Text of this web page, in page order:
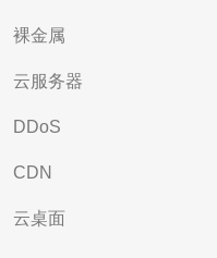
裸金属
云服务器
DDoS
CDN
云桌面